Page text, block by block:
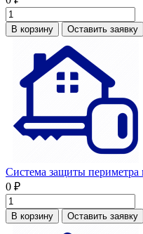
В корзину Оставить заявку
Система защиты
0 ₽
В корзину Оставить заявку